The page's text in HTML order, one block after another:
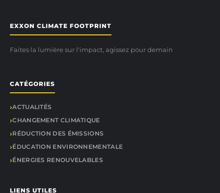
EXXON CLIMATE FOOTPRINT
Faites la lumière sur l'impact, agissez pour demain
CATÉGORIES
ACTUALITÉS
CHANGEMENT CLIMATIQUE
RÉDUCTION DES ÉMISSIONS
ÉDUCATION ENVIRONNEMENTALE
ÉNERGIES RENOUVELABLES
LIENS UTILES